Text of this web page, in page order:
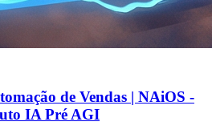
de Vendas | NAiOS -
IA Pré AGI